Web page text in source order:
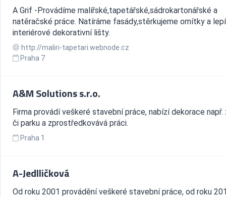
A Grif -Provádíme malířské,tapetářské,sádrokartonářské a
natěračské práce. Natíráme fasády,stěrkujeme omítky a
interiérové dekorativní lišty.
http://maliri-tapetari.webnode.cz
Praha 7
A&M Solutions s.r.o.
Firma provádí veškeré stavební práce, nabízí dekorace např.
či parku a zprostředkovává práci.
Praha 1
A-Jedlličková
Od roku 2001 provádění veškeré stavební práce, od roku